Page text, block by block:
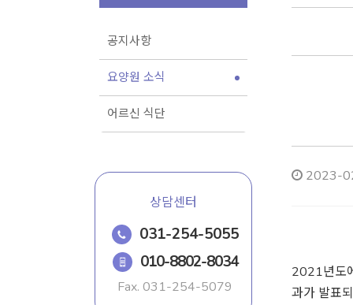
공지사항
요양원 소식
어르신 식단
상담센터
031-254-5055
010-8802-8034
Fax. 031-254-5079
2023-
2021년도
과가 발표